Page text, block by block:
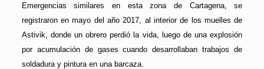
Emergencias similares en esta zona de Cartagena, se
registraron en mayo del año 2017, al interior de los muelles de
Astivik, donde un obrero perdió la vida, luego de una explosión
por acumulación de gases cuando desarrollaban trabajos de
soldadura y pintura en una barcaza.